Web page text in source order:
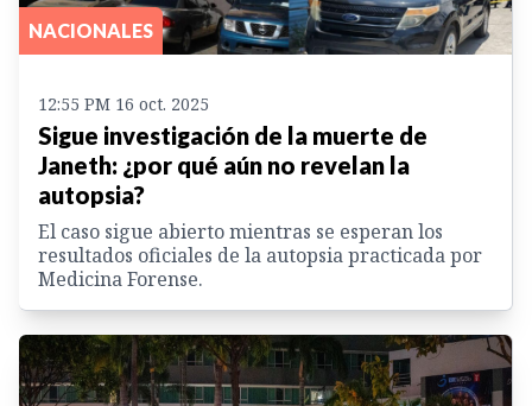
NACIONALES
12:55 PM 16 oct. 2025
Sigue investigación de la muerte de
Janeth: ¿por qué aún no revelan la
autopsia?
El caso sigue abierto mientras se esperan los
resultados oficiales de la autopsia practicada por
Medicina Forense.